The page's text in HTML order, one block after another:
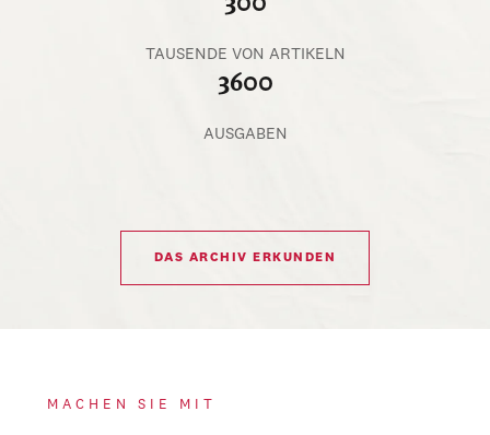
TAUSENDE VON ARTIKELN
3600
AUSGABEN
DAS ARCHIV ERKUNDEN
MACHEN SIE MIT